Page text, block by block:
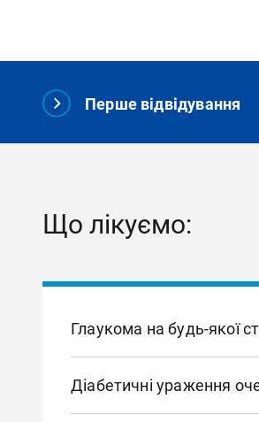
Перше відвідування
Що лікуємо:
Глаукома на будь-якої
контроль внутрішньоочного
медикаментозного,
Діабетичні ураження